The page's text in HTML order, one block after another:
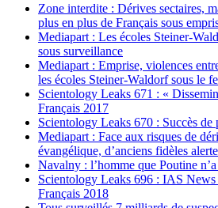
Zone interdite : Dérives sectaires,
plus en plus de Français sous
Mediapart : Les écoles Steiner-
sous surveillance
Mediapart : Emprise, violences
les écoles Steiner-Waldorf sous le
Scientology Leaks 671 : «
Français 2017
Scientology Leaks 670 : Succès
Mediapart : Face aux risques de
évangélique, d’anciens fidèles
Navalny : l’homme que Poutine
Scientology Leaks 696 : IAS
Français 2018